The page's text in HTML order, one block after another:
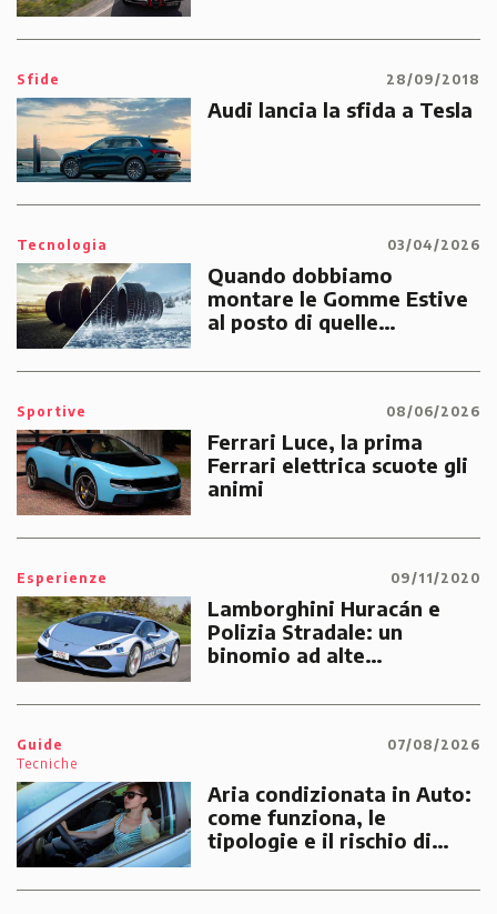
Sfide 28/09/2018
Audi lancia la sfida a Tesla
Tecnologia 03/04/2026
Quando dobbiamo
montare le Gomme Estive
al posto di quelle
Sportive 08/06/2026
Ferrari Luce, la prima
Ferrari elettrica scuote gli
animi
Esperienze 09/11/2020
Lamborghini Huracán e
Polizia Stradale: un
binomio ad alte
emergenze dei cittadini
Guide
Tecniche
07/08/2026
Aria condizionata in Auto:
come funziona, le
tipologie e il rischio di